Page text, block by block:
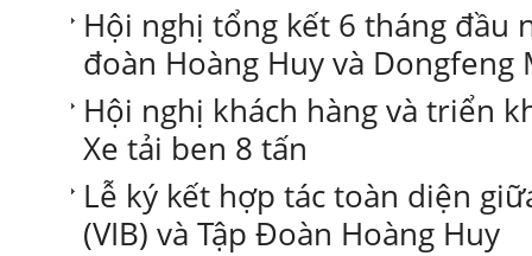
Hội nghị tổng kết 6 tháng đầu
đoàn Hoàng Huy và Dongfeng
Hội nghị khách hàng và triển
Xe tải ben 8 tấn
Lễ ký kết hợp tác toàn diện
(VIB) và Tập Đoàn Hoàng Huy